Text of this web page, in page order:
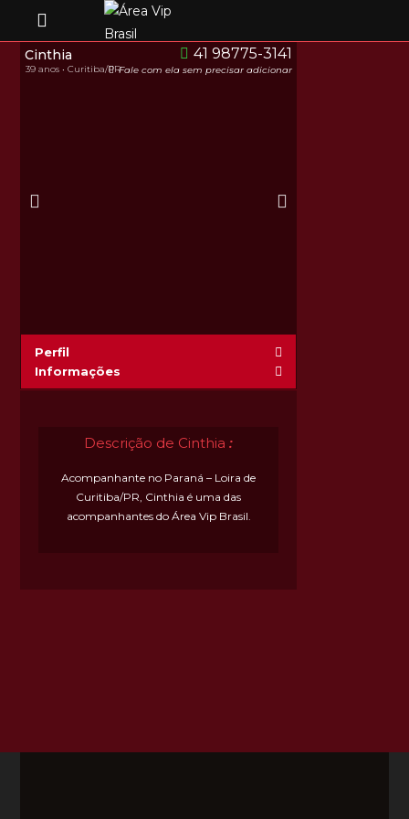
41 98775-3141
Fale com ela sem precisar adicionar
Cinthia
39 anos • Curitiba/PR
Perfil
Informações
Descrição de Cinthia:
Acompanhante no Paraná – Loira de
Curitiba/PR, Cinthia é uma das
acompanhantes do Área Vip Brasil.